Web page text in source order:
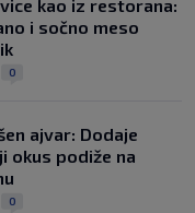
kao iz restorana:
i sočno meso
0
ajvar: Dodaje
okus podiže na
0